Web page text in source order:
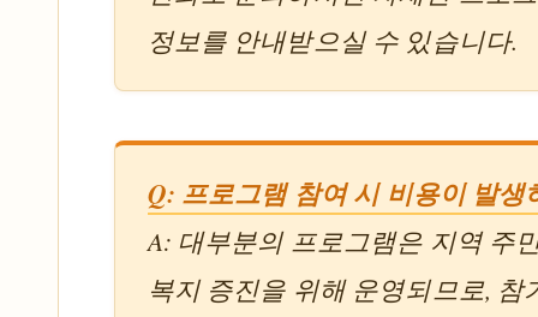
정보를 안내받으실 수 있습니다.
Q: 프로그램 참여 시 비용이 발생
A: 대부분의 프로그램은 지역 주
복지 증진을 위해 운영되므로, 참